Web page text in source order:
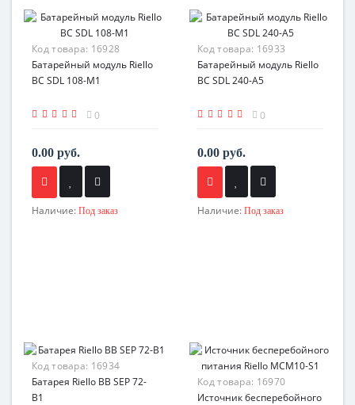
Код товара: 16928
Батарейный модуль Riello
BC SDL 108-M1
0
0.00 руб.
Наличие: Под заказ
Код товара: 16933
Батарейный модуль Riello
BC SDL 240-A5
0
0.00 руб.
Наличие: Под заказ
Код товара: 16934
Батарея Riello BB SEP 72-
B1
Код товара: 16970
Источник бесперебойного